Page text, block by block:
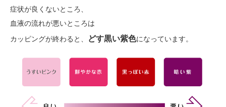
症状が良くないところ、
血液の流れが悪いところは
カッピングが終わると、
どす黒い紫色になっています。